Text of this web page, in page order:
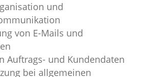
und
von E-Mails und
Auftrags- und Kundendaten
bei allgemeinen